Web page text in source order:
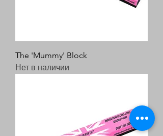
The 'Mummy' Block
Нет в наличии